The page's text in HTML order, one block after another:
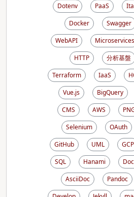
Dotenv
PaaS
Docker
Swagger
WebAPI
Microservices
HTTP
分析基盤
Terraform
IaaS
Vue.js
BigQuery
CMS
AWS
Selenium
OAuth
GitHub
UML GCP
SQL
Hanami
AsciiDoc
Pandoc